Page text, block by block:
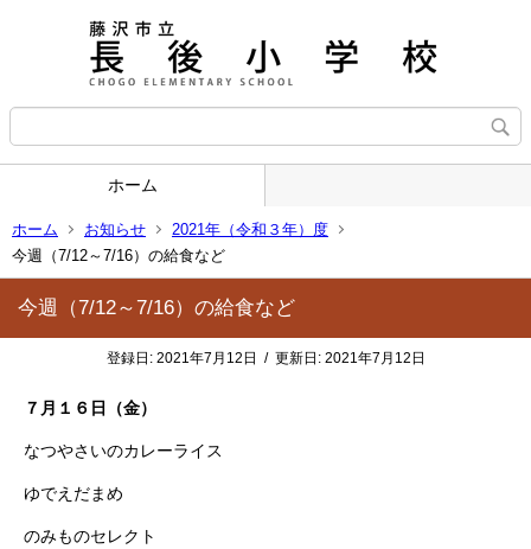
ホーム
ホーム お知らせ
2021年（令和３年）度
今週（7/12～7/16）の給食など
今週（7/12～7/16）の給食など
登録日: 2021年7月12日 / 更新日: 2021年7月12日
７月１６日（金）
なつやさいのカレーライス
ゆでえだまめ
のみものセレクト